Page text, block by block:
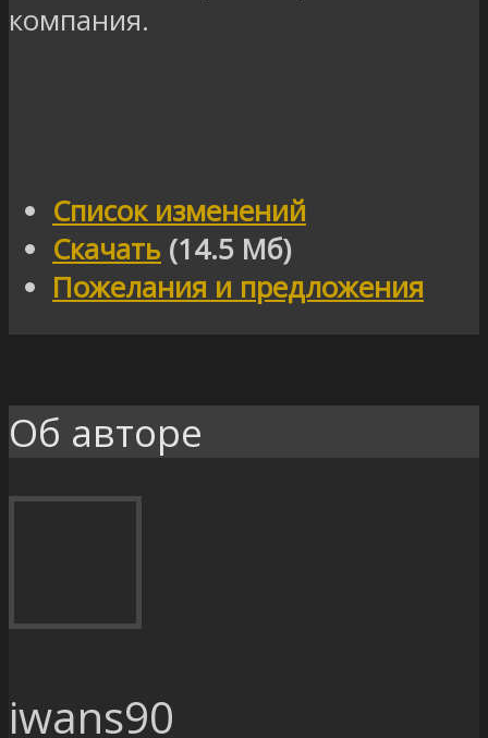
компания.
Список изменений
Скачать (14.5 Мб)
Пожелания и предложения
Об авторе
iwans90